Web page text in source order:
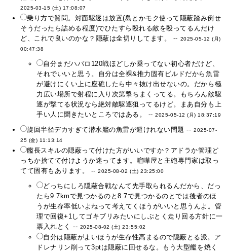
2025-03-15 (土) 17:08:07
乗り方で質問。対面駆逐は放置(島とかモク使って隠蔽踏み倒せ
そうだったら詰める程度)でひたすら殴れる敵を殴ってるんだけ
ど、これで良いのかな？隠蔽は全切りしてます。 -- 2025-05-12 (月)
00:47:38
自分まだハバロ120戦ほどしか乗ってない初心者だけど、
それでいいと思う。自分は全裸&推力固有ビルドだから魚雷
が避けにくい上に座礁したら中々抜け出せないの。だから極
力広い場所で射程に入り次第撃ちまくってる。もちろん敵駆
逐が撃てる状況なら絶対敵駆逐狙ってるけど。まあ自分も上
手い人に聞きたいところではある。 --2025-05-12 (月) 18:37:19
旋回半径デカすぎて潜水艦の魚雷が避けれない問題 --2025-07-
25 (金) 11:13:14
艦長スキルの隠蔽って付けた方がいいですか？アドラか管理ど
っちか捨てて付けようか迷ってます。喧嘩屋と主砲専門家は取っ
てて固有もあります。 --2025-08-02 (土) 23:25:00
どっちにしろ隠蔽合戦なんて先手取られるんだから、だっ
たら9.7kmで見つかるのと8.7で見つかるのとでは後者のほ
うが生存率低いよねって考えてくほうがいいと思うんよ。管
理で回復+1してゴキブリみたいにしぶとく走り回る方針に一
票入れとく -- 2025-08-02 (土) 23:55:02
自分は隠蔽がよいほうが生存性高まるので隠蔽とる派。ア
ドレナリン削って3ptは隠蔽に回せるな。もう大型艦を焼く